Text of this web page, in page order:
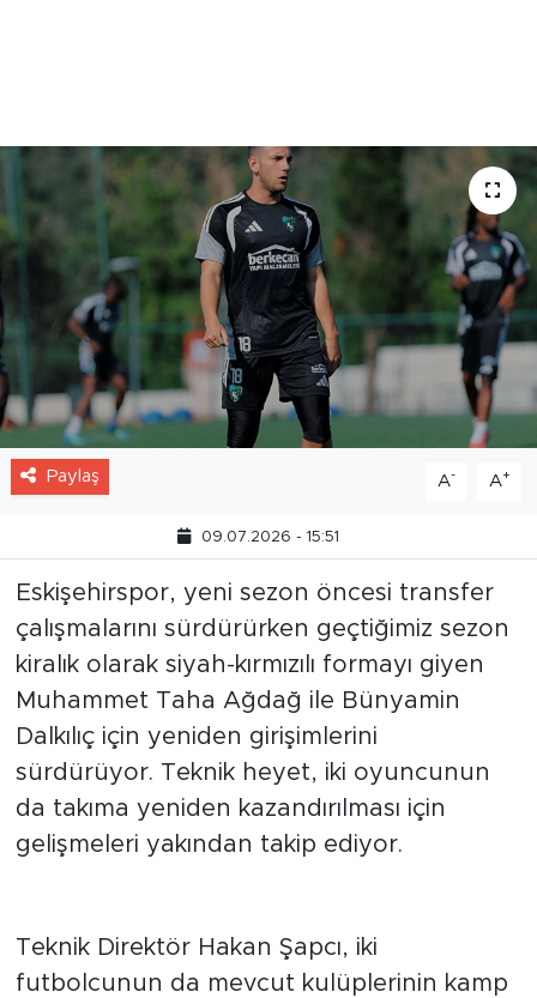
Paylaş A- A+
09.07.2026 - 15:51
Eskişehirspor, yeni sezon öncesi transfer
çalışmalarını sürdürürken geçtiğimiz sezon
kiralık olarak siyah-kırmızılı formayı giyen
Muhammet Taha Ağdağ ile Bünyamin
Dalkılıç için yeniden girişimlerini
sürdürüyor. Teknik heyet, iki oyuncunun
da takıma yeniden kazandırılması için
gelişmeleri yakından takip ediyor.
Teknik Direktör Hakan Şapcı, iki
futbolcunun da mevcut kulüplerinin kamp